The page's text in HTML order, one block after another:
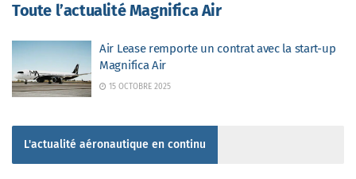
Toute l’actualité Magnifica Air
Air Lease remporte un contrat avec la start-up
Magnifica Air
15 OCTOBRE 2025
L'actualité aéronautique en continu